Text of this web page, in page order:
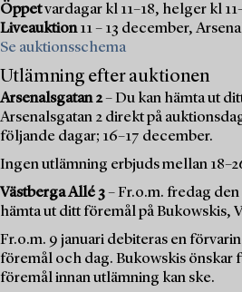
Öppetvardagar kl 11–18, helger kl
Liveauktion11 – 13 december,
Se auktionsschema
Utlämning efter auktionen
Arsenalsgatan 2– Du kan hämta ut
Arsenalsgatan 2 direkt på
följande dagar; 16–17 december.
Ingen utlämning erbjuds mellan
Västberga Allé 3– Fr.o.m. fredag
hämta ut ditt föremål på Bukowskis,
Fr.o.m. 9 januari debiteras en
föremål och dag. Bukowskis önskar
föremål innan utlämning kan ske.